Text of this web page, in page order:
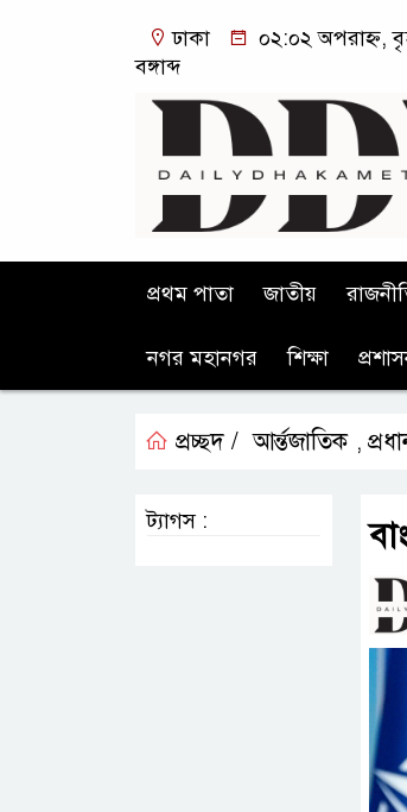
ঢাকা
০২:০২ অপরাহ্ন,
বঙ্গাব্দ
প্রথম পাতা জাতীয়
নগর মহানগর শিক্ষা
প্রচ্ছদ / আর্ন্তজাতিক ,
ট্যাগস :